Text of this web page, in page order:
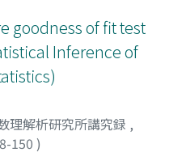
goodness of fit test
Inference of
理解析研究所講究録 ,
150 )